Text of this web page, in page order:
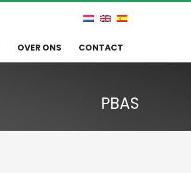
OVER ONS CONTACT
PBAS